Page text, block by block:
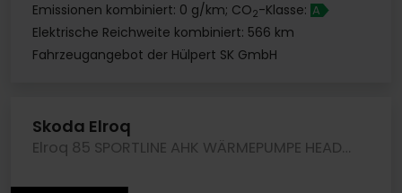
Emissionen kombiniert: 0 g/km; CO2-Klasse: A
Elektrische Reichweite kombiniert: 566 km
Fahrzeugangebot der Hülpert SK GmbH
Skoda Elroq
Elroq 85 SPORTLINE AHK WÄRMEPUMPE HEADUP eKLAPPE